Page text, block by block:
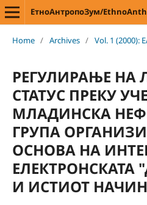
ЕтноАнтропоЗум/
Home / Archives / Vol. 1 (2000):
РЕГУЛИРАЊЕ НА
СТАТУС ПРЕКУ
МЛАДИНСКА
ГРУПА
ОСНОВА НА
ЕЛЕКТРОНСКАТА
И ИСТИОТ